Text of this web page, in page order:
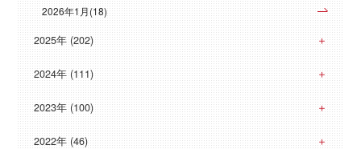
2026年1月(18)
2025年 (202)
2024年 (111)
2023年 (100)
2022年 (46)